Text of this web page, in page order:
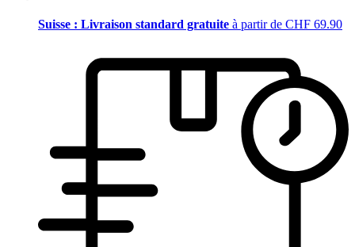
Suisse : Livraison standard gratuite à partir de CHF 69.90